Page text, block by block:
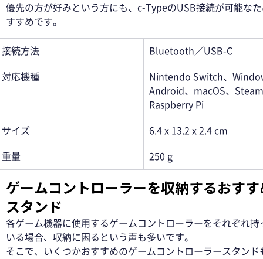
優先の方が好みという方にも、c-TypeのUSB接続が可能な
すすめです。
接続方法 Bluetooth／USB-C
対応機種
Nintendo Switch、
Android、macOS、
Raspberry Pi
サイズ 6.4 x 13.2 x 2.4 cm
重量 250 g
ゲームコントローラーを収納するおすす
スタンド
各ゲーム機器に使用するゲームコントローラーをそれぞれ持
いる場合、収納に困るという声も多いです。
そこで、いくつかおすすめのゲームコントローラースタンド